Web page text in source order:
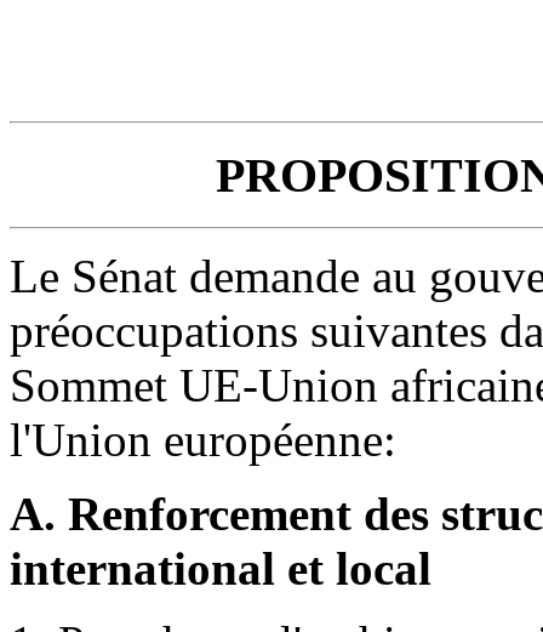
Le Sénat demande au
préoccupations suivantes
Sommet UE-Union
l'Union européenne:
A. Renforcement des
international et local